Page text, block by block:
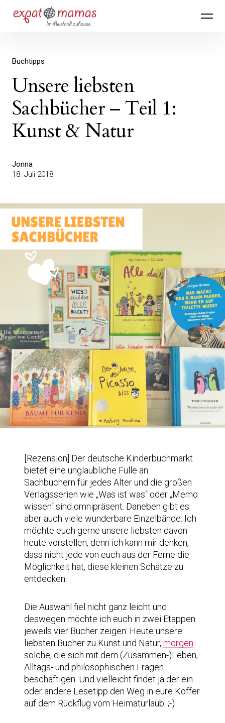
überspringen
Expatmamas – im Ausland zuhause
Buchtipps
Unsere liebsten
Sachbücher – Teil 1:
Kunst & Natur
Jonna
18. Juli 2018
[Rezension] Der deutsche Kinderbuchmarkt
bietet eine unglaubliche Fülle an
Sachbüchern für jedes Alter und die großen
Verlagsserien wie „Was ist was“ oder „Memo
wissen“ sind omnipräsent. Daneben gibt es
aber auch viele wunderbare Einzelbände. Ich
möchte euch gerne unsere liebsten davon
heute vorstellen, denn ich kann mir denken,
dass nicht jede von euch aus der Ferne die
Möglichkeit hat, diese kleinen Schätze zu
entdecken.
Die Auswahl fiel nicht ganz leicht und
deswegen möchte ich euch in zwei Etappen
jeweils vier Bücher zeigen: Heute unsere
liebsten Bücher zu Kunst und Natur, morgen
solche, die sich mit dem (Zusammen-)Leben,
Alltags- und philosophischen Fragen
beschäftigen. Und vielleicht findet ja der ein
oder andere Lesetipp den Weg in eure Koffer
auf dem Rückflug vom Heimaturlaub. ;-)